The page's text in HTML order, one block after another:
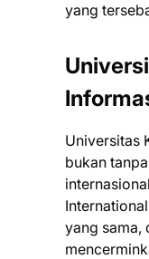
yang
Universitas
bukan
yang sama,